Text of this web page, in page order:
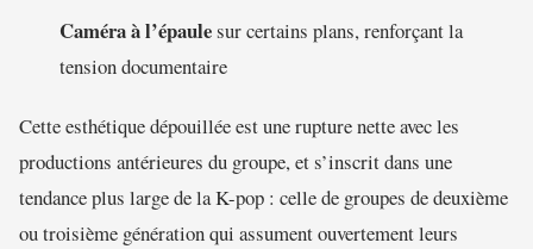
Caméra à l’épaulesur certains plans, renforçant la
tension documentaire
Cette esthétique dépouillée est une rupture nette avec les
productions antérieures du groupe, et s’inscrit dans une
tendance plus large de la K-pop : celle de groupes de deuxième
ou troisième génération qui assument ouvertement leurs